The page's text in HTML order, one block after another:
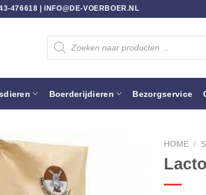
476618 | INFO@DE-VOERBOER.NL
Producten
zoeken
Boerderijdieren Bezorgservice
HOME /